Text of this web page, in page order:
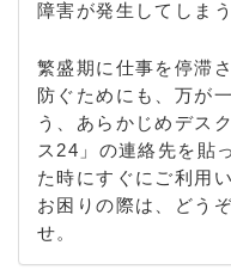
障害が発生してしま
繁盛期に仕事を停滞
防ぐためにも、万が
う、あらかじめデス
ス24」の連絡先を貼
た時にすぐにご利用
お困りの際は、どう
せ。